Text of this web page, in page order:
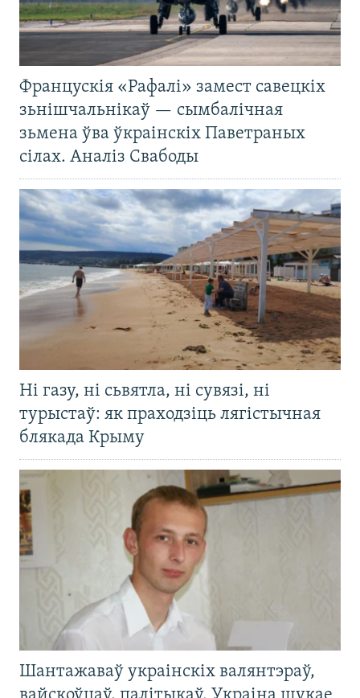
Францускія «Рафалі» замест савецкіх
зьнішчальнікаў — сымбалічная
зьмена ўва ўкраінскіх Паветраных
сілах. Аналіз Свабоды
Ні газу, ні сьвятла, ні сувязі, ні
турыстаў: як праходзіць лягістычная
блякада Крыму
Шантажаваў украінскіх валянтэраў,